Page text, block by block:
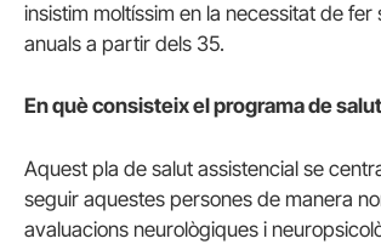
insistim moltíssim en la necessitat de fer
anuals a partir dels 35.
En què consisteix el programa de
Aquest pla de salut assistencial se
seguir aquestes persones de manera
avaluacions neurològiques i